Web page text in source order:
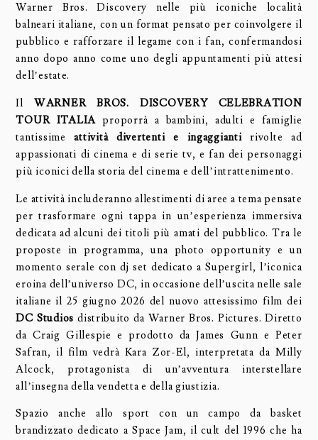
Warner Bros. Discovery nelle più iconiche località
balneari italiane, con un format pensato per coinvolgere il
pubblico e rafforzare il legame con i fan, confermandosi
anno dopo anno come uno degli appuntamenti più attesi
dell’estate.
Il WARNER BROS. DISCOVERY CELEBRATION
TOUR ITALIA proporrà a bambini, adulti e famiglie
tantissimeattività divertenti e ingaggiantirivoltead
appassionati di cinema e di serie tv, e fan dei personaggi
più iconici della storia del cinema e dell’intrattenimento.
Le attività includeranno allestimenti di aree a tema pensate
per trasformare ogni tappa in un’esperienza immersiva
dedicata ad alcuni dei titoli più amati del pubblico. Tra le
proposte in programma, una photo opportunity e un
momento serale con dj set dedicato a Supergirl, l’iconica
eroina dell’universo DC, in occasione dell’uscita nelle sale
italiane il 25 giugno 2026 del nuovo attesissimo film dei
DC Studios distribuito da Warner Bros. Pictures. Diretto
da Craig Gillespie e prodotto da James Gunn e Peter
Safran, il film vedrà Kara Zor-El, interpretata da Milly
Alcock, protagonista di un’avventura interstellare
all’insegna della vendetta e della giustizia.
Spazio anche allo sport con un campo da basket
brandizzato dedicato a Space Jam, il cult del 1996 che ha